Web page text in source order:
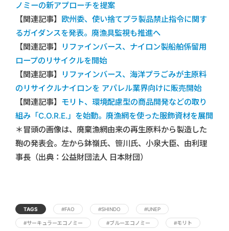
ノミーの新アプローチを提案
【関連記事】 欧州委、使い捨てプラ製品禁止指令に関す
るガイダンスを発表。廃漁具監視も推進へ
【関連記事】
リファインバース、ナイロン製船舶係留用
ロープのリサイクルを開始
【関連記事】
リファインバース、海洋プラごみが主原料
のリサイクルナイロンを アパレル業界向けに販売開始
【関連記事】 モリト、環境配慮型の商品開発などの取り
組み「C.O.R.E.」を始動。廃漁網を使った服飾資材を展開
＊冒頭の画像は、廃棄漁網由来の再生原料から製造した
鞄の発表会。左から鉢嶺氏、笹川氏、小泉大臣、由利理
事長（出典：公益財団法人 日本財団）
TAGS #FAO #SHINDO #UNEP
#サーキュラーエコノミー #ブルーエコノミー #モリト